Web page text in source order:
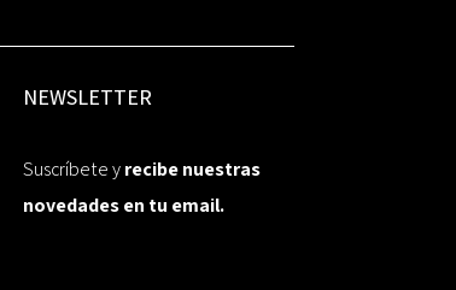
NEWSLETTER
Suscríbete yrecibe nuestras
novedades en tu email.